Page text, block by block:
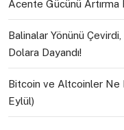
Acente Gücünü Artırma
Balinalar Yönünü
Dolara Dayandı!
Bitcoin ve Altcoinler Ne
Eylül)